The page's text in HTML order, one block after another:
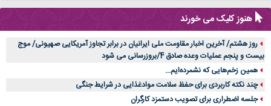
هنوز کلیک می خورند
روز هشتم/ آخرین اخبار مقاومت ملی ایرانیان در برابر تجاوز آمریکایی صهیونی/ موج
بیست و پنجم عملیات وعده صادق 4/بروزرسانی می شود
همین زخم‌هایی که نشمرده‌ایم...
چند نکته کاربردی برای حفظ سلامت موادغذایی در شرایط جنگی
جلسه اضطراری برای تصویب دستمزد کارگران